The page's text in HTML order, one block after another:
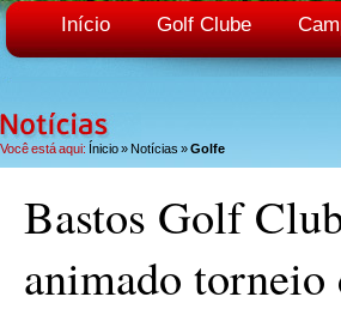
Início Golf Clube
Você está aqui: Ínicio» Notícias »Golfe
Bastos Golf
animado torneio